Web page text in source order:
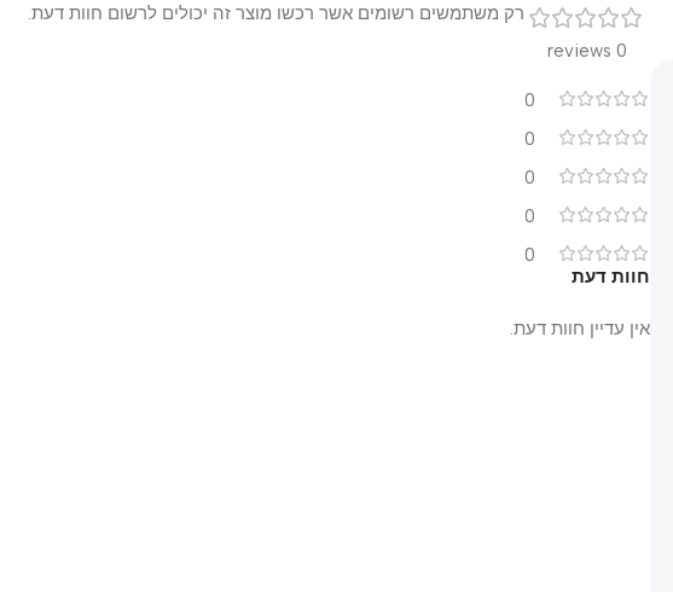
0
0
0
0
0
חוות דעת
אין עדיין חוות דעת.
רק משתמשים רשומים אשר רכשו מוצר זה יכולים לרשום חוות דעת.